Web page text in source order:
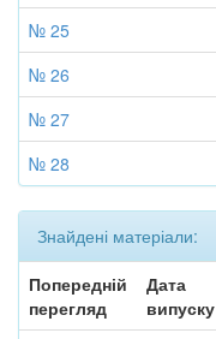
№ 25
№ 26
№ 27
№ 28
Знайдені матеріали:
Попередній
перегляд
Дата
випуску